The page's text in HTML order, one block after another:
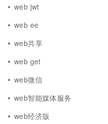
web jwt
web ee
web共享
web get
web微信
web智能媒体服务
web经济版